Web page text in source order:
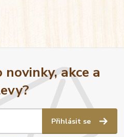
akce a
Přihlásit se